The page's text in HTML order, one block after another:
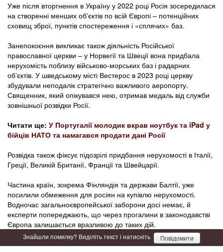
Уже після вторгнення в Україну у 2022 році Росія зосередилася
на створенні менших обʼєктів по всій Європі – потенційних
сховищ зброї, пунктів спостереження і «сплячих» баз.
Занепокоєння викликає також діяльність Російської
православної церкви – у Норвегії та Швеції вона придбала
нерухомість поблизу військово-морських баз і радарних
обʼєктів. У шведському місті Вестерос в 2023 році церкву
збудували неподалік стратегічно важливого аеропорту.
Священник, який опікувався нею, отримав медаль від служби
зовнішньої розвідки Росії.
Читати ще: У Португалії молодик вкрав ноутбук та iPad у
бійців НАТО та намагався продати дані Росії
Розвідка також фіксує підозрілі придбання нерухомості в Італії,
Греції, Великій Британії, Франції та Швейцарії.
Частина країн, зокрема Фінляндія та держави Балтії, уже
посилили обмеження для росіян на купівлю нерухомості.
Водночас загальноєвропейської заборони досі немає, й
експерти попереджають, що через прогалини в законодавстві
Європа залишається вразливою до таких дій.
Знайшли помилку? Виділіть текст і натисніть Повідомити